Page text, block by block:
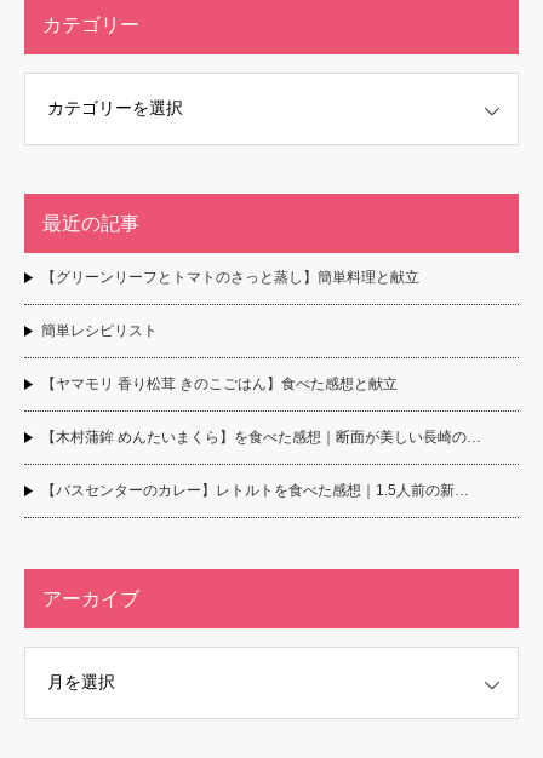
カテゴリー
最近の記事
【グリーンリーフとトマトのさっと蒸し】簡単料理と献立
簡単レシピリスト
【ヤマモリ 香り松茸 きのこごはん】食べた感想と献立
【木村蒲鉾 めんたいまくら】を食べた感想｜断面が美しい長崎の…
【バスセンターのカレー】レトルトを食べた感想｜1.5人前の新…
アーカイブ